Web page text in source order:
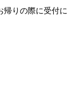
りの際に受付に